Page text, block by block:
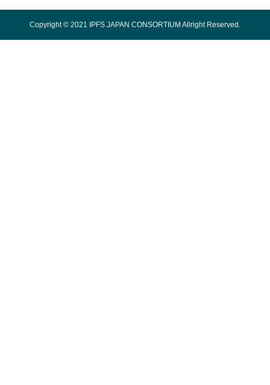
Copyright © 2021 IPFS JAPAN CONSORTIUM Allright Reserved.